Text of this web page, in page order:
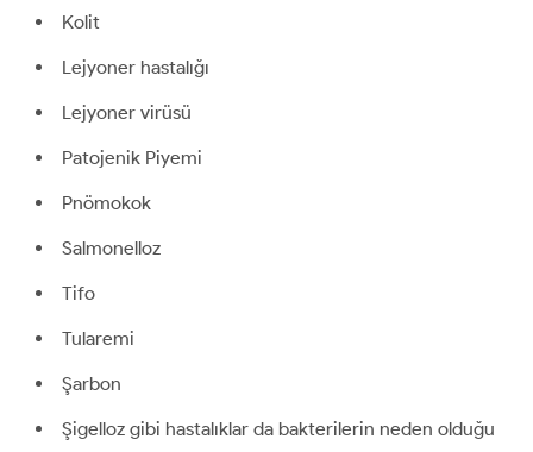
Kolit
Lejyoner hastalığı
Lejyoner virüsü
Patojenik Piyemi
Pnömokok
Salmonelloz
Tifo
Tularemi
Şarbon
Şigelloz gibi hastalıklar da bakterilerin neden olduğu